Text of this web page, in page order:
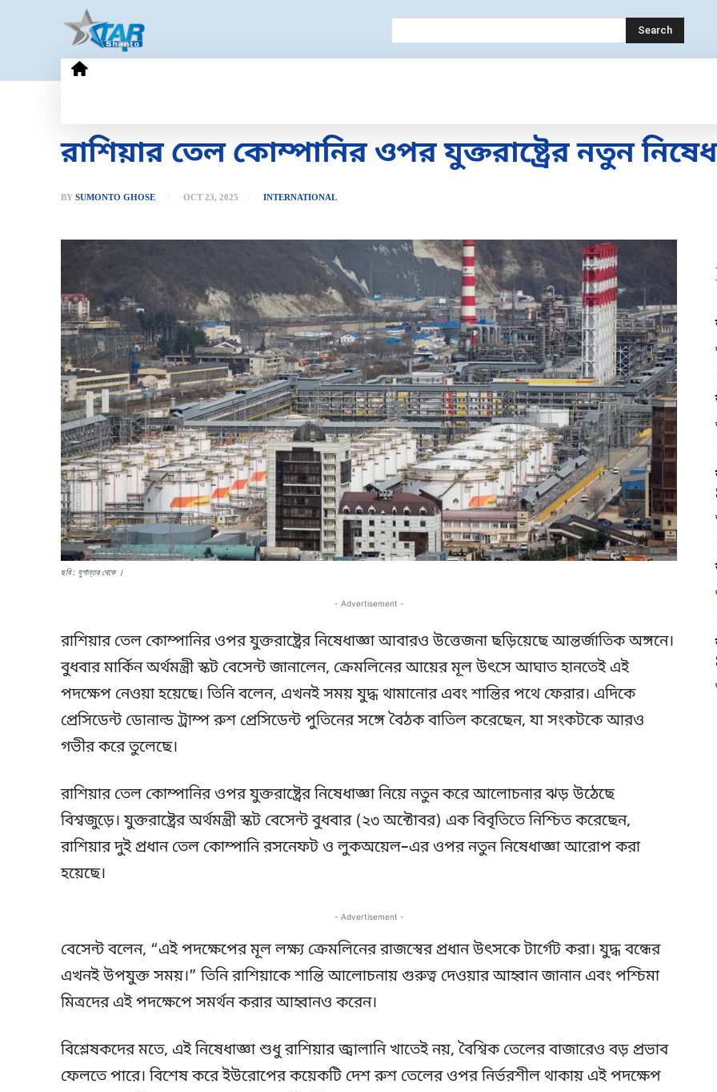
Search
রাশিয়ার তেল কোম্পানির ওপর যুক্তরাষ্ট্রের নতুন
BY SUMONTO GHOSE OCT 23, 2025 INTERNATIONAL
ছবি : যুগান্তর থেকে ।
- Advertisement -
রাশিয়ার তেল কোম্পানির ওপর যুক্তরাষ্ট্রের নিষেধাজ্ঞা আবারও উত্তেজনা ছড়িয়েছে আন্তর্জাতিক অঙ্গনে।
বুধবার মার্কিন অর্থমন্ত্রী স্কট বেসেন্ট জানালেন, ক্রেমলিনের আয়ের মূল উৎসে আঘাত হানতেই এই
পদক্ষেপ নেওয়া হয়েছে। তিনি বলেন, এখনই সময় যুদ্ধ থামানোর এবং শান্তির পথে ফেরার। এদিকে
প্রেসিডেন্ট ডোনাল্ড ট্রাম্প রুশ প্রেসিডেন্ট পুতিনের সঙ্গে বৈঠক বাতিল করেছেন, যা সংকটকে আরও
গভীর করে তুলেছে।
রাশিয়ার তেল কোম্পানির ওপর যুক্তরাষ্ট্রের নিষেধাজ্ঞা নিয়ে নতুন করে আলোচনার ঝড় উঠেছে
বিশ্বজুড়ে। যুক্তরাষ্ট্রের অর্থমন্ত্রী স্কট বেসেন্ট বুধবার (২৩ অক্টোবর) এক বিবৃতিতে নিশ্চিত করেছেন,
রাশিয়ার দুই প্রধান তেল কোম্পানি রসনেফট ও লুকঅয়েল–এর ওপর নতুন নিষেধাজ্ঞা আরোপ করা
হয়েছে।
- Advertisement -
বেসেন্ট বলেন, “এই পদক্ষেপের মূল লক্ষ্য ক্রেমলিনের রাজস্বের প্রধান উৎসকে টার্গেট করা। যুদ্ধ বন্ধের
এখনই উপযুক্ত সময়।” তিনি রাশিয়াকে শান্তি আলোচনায় গুরুত্ব দেওয়ার আহ্বান জানান এবং পশ্চিমা
মিত্রদের এই পদক্ষেপে সমর্থন করার আহ্বানও করেন।
বিশ্লেষকদের মতে, এই নিষেধাজ্ঞা শুধু রাশিয়ার জ্বালানি খাতেই নয়, বৈশ্বিক তেলের বাজারেও বড় প্রভাব
ফেলতে পারে। বিশেষ করে ইউরোপের কয়েকটি দেশ রুশ তেলের ওপর নির্ভরশীল থাকায় এই পদক্ষেপ